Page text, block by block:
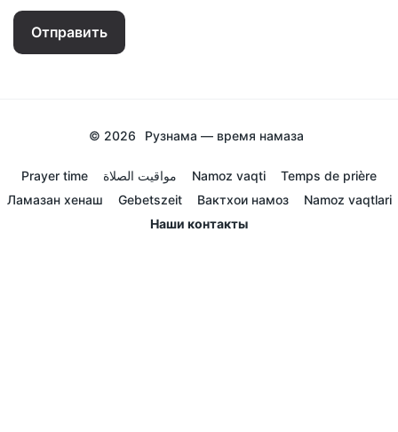
Отправить
© 2026 Рузнама — время намаза
Prayer time مواقيت الصلاة Namoz vaqti
Temps de prière
Ламазан хенаш
Gebetszeit Вактхои намоз
Namoz vaqtlari
Наши контакты